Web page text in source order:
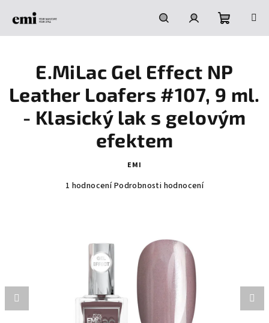
HledatPřihlášeníNákupní
košík
E.MiLac Gel Effect NP
Leather Loafers #107, 9 ml.
- Klasický lak s gelovým
efektem
EMI
Průměrné
hvězdiček.
1 hodnoceníPodrobnosti hodnocení